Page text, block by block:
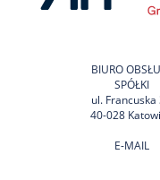
BIURO
SPÓŁKI
ul. Francuska
40-028
E-MAIL